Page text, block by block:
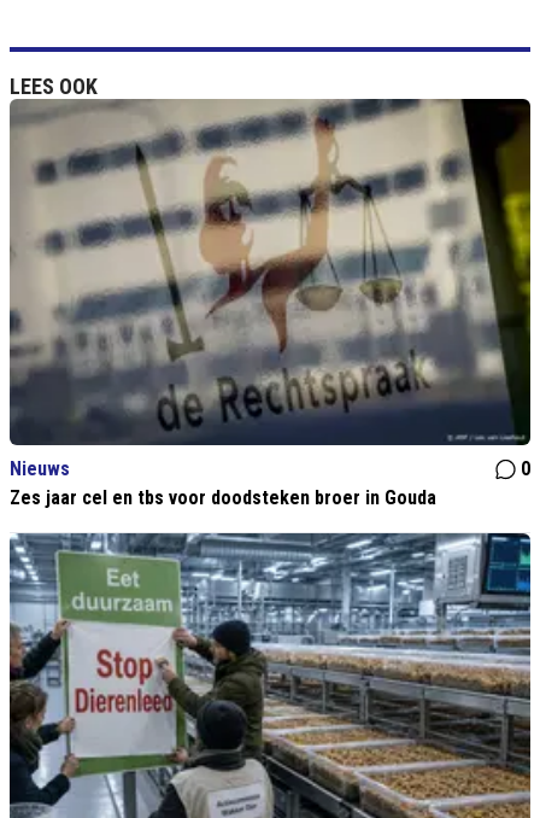
LEES OOK
Nieuws
0
Zes jaar cel en tbs voor doodsteken broer in Gouda